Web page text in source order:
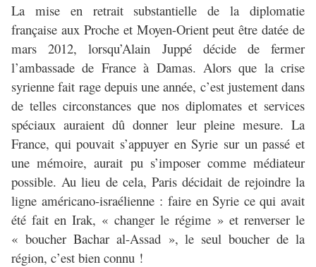
La mise en retrait substantielle de la diplomatie
française aux Proche et Moyen-Orient peut être datée de
mars 2012, lorsqu’Alain Juppé décide de fermer
l’ambassade de France à Damas. Alors que la crise
syrienne fait rage depuis une année, c’est justement dans
de telles circonstances que nos diplomates et services
spéciaux auraient dû donner leur pleine mesure. La
France, qui pouvait s’appuyer en Syrie sur un passé et
une mémoire, aurait pu s’imposer comme médiateur
possible. Au lieu de cela, Paris décidait de rejoindre la
ligne américano-israélienne : faire en Syrie ce qui avait
été fait en Irak, « changer le régime » et renverser le
« boucher Bachar al-Assad », le seul boucher de la
région, c’est bien connu !